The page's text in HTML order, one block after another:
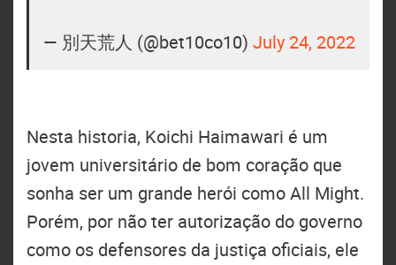
— 別天荒人 (@bet10co10) July 24, 2022
Nesta historia, Koichi Haimawari é um
jovem universitário de bom coração que
sonha ser um grande herói como All Might.
Porém, por não ter autorização do governo
como os defensores da justiça oficiais, ele